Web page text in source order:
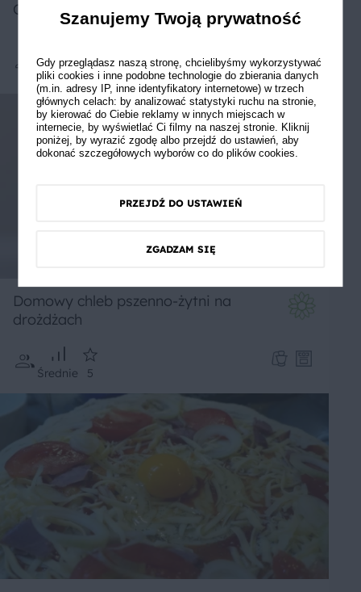
Chleb domowy na Wielkanoc
Średnie
Domowy chleb pszenno-żytni na
drożdżach
Średnie 5
Szanujemy Twoją prywatność
Gdy przeglądasz naszą stronę, chcielibyśmy wykorzystywać
pliki cookies i inne podobne technologie do zbierania danych
(m.in. adresy IP, inne identyfikatory internetowe) w trzech
głównych celach: by analizować statystyki ruchu na stronie,
by kierować do Ciebie reklamy w innych miejscach w
internecie, by wyświetlać Ci filmy na naszej stronie. Kliknij
poniżej, by wyrazić zgodę albo przejdź do ustawień, aby
dokonać szczegółowych wyborów co do plików cookies.
PRZEJDŹ DO USTAWIEŃ
ZGADZAM SIĘ